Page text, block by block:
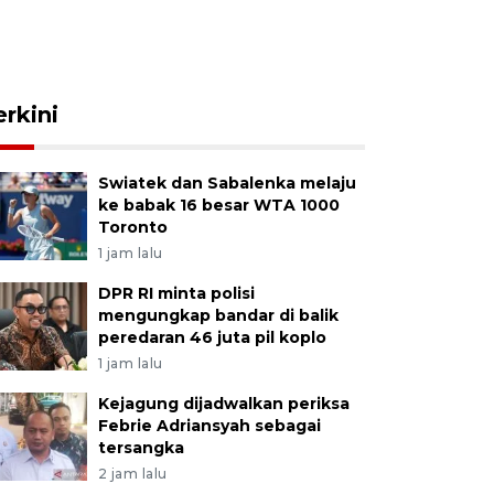
Swiatek dan Sabalenka melaju
ke babak 16 besar WTA 1000
Toronto
1 jam lalu
DPR RI minta polisi
mengungkap bandar di balik
peredaran 46 juta pil koplo
1 jam lalu
Kejagung dijadwalkan periksa
Febrie Adriansyah sebagai
tersangka
2 jam lalu